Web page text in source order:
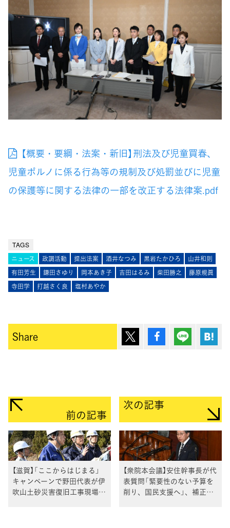
【概要・要綱・法案・新旧】刑法及び児童買春、
児童ポルノに係る行為等の規制及び処罰並びに児童
の保護等に関する法律の一部を改正する法律案.pdf
TAGS
ニュース 政調活動 提出法案 酒井なつみ 黒岩たかひろ
山井和則
有田芳生
鎌田さゆり 岡本あき子 吉田はるみ 柴田勝之
藤原規眞
寺田学
打越さく良 塩村あやか
Share ポスト シェア Lineで送
前の記事
【滋賀】「ここからはじまる」
キャンペーンで野田代表が伊
吹山土砂災害復旧工事現場を
次の記事
【衆院本会議】安住幹事長が代
表質問「緊要性のない予算を
削り、国民支援へ」、補正予